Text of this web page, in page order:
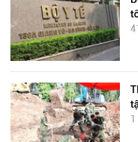
1